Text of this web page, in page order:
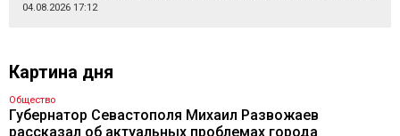
04.08.2026 17:12
Картина дня
Общество
Губернатор Севастополя Михаил Развожаев
рассказал об актуальных проблемах города